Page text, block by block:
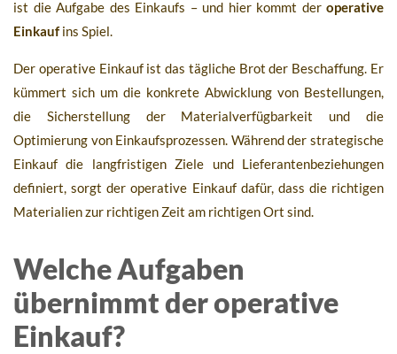
ist die Aufgabe des Einkaufs – und hier kommt der operative
Einkaufins Spiel.
Der operative Einkauf ist das tägliche Brot der Beschaffung. Er
kümmert sich um die konkrete Abwicklung von Bestellungen,
die Sicherstellung der Materialverfügbarkeit und die
Optimierung von Einkaufsprozessen. Während der strategische
Einkauf die langfristigen Ziele und Lieferantenbeziehungen
definiert, sorgt der operative Einkauf dafür, dass die richtigen
Materialien zur richtigen Zeit am richtigen Ort sind.
Welche Aufgaben
übernimmt der operative
Einkauf?